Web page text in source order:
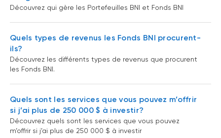
Découvrez qui gère les Portefeuilles BNI et Fonds BNI
Quels types de revenus les Fonds BNI procurent-
ils?
Découvrez les différents types de revenus que procurent
les Fonds BNI.
Quels sont les services que vous pouvez m’offrir
si j’ai plus de 250 000 $ à investir?
Découvrez quels sont les services que vous pouvez
m’offrir si j’ai plus de 250 000 $ à investir